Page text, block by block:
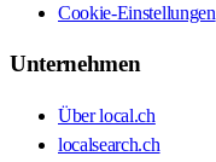
Cookie-Einstellungen
Unternehmen
Über local.ch
localsearch.ch